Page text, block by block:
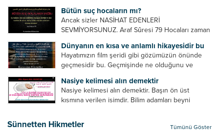
Bütün suç hocaların mı?
Ancak sizler NASİHAT EDENLERİ
SEVMİYORSUNUZ. Araf Sûresi 79 Hocaları zaman
geliştirmeleri hususunda bazen açık bazen gizli
tenkitlerde bulunmuşuzdur. Örneğin hocalarda
olması gereken hususları sıralar ve...
Dünyanın en kısa ve anlamlı hikayesidir bu
Hayatımızın film şeridi gibi gözümüzün önünde
geçmesidir bu. Geçmişinde ne olduğunu ve
âyetlere baksın. Hayatı özetler misin sorusuna
verilebilecek en kısa ve bir o...
Nasiye kelimesi alın demektir
Nasiye kelimesi alın demektir. Başın ön üst
kısmına verilen isimdir. Bilim adamları beyni
Beynin ön kısmında bulunan bölüme ön bellek
Sünnetten Hikmetler Tümünü Göster